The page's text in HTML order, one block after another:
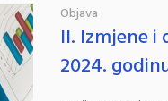
Objava
II. Izmjene i
2024.